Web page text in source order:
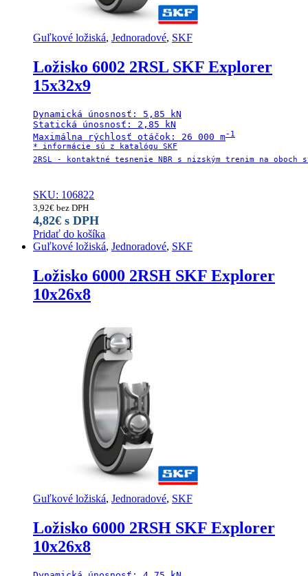
Guľkové ložiská, Jednoradové, SKF
Ložisko 6002 2RSL SKF Explorer
15x32x9
Dynamická únosnosť: 5,85 kN
Statická únosnosť: 2,85 kN
Maximálna rýchlosť otáčok: 26 000 m-1
* informácie sú z katalógu SKF
2RSL - kontaktné tesnenie NBR s nizským trenim na oboch
SKU: 106822
3,92€ bez DPH
4,82€ s DPH
Pridať do košíka
Guľkové ložiská, Jednoradové, SKF
Ložisko 6000 2RSH SKF Explorer
10x26x8
Guľkové ložiská, Jednoradové, SKF
Ložisko 6000 2RSH SKF Explorer
10x26x8